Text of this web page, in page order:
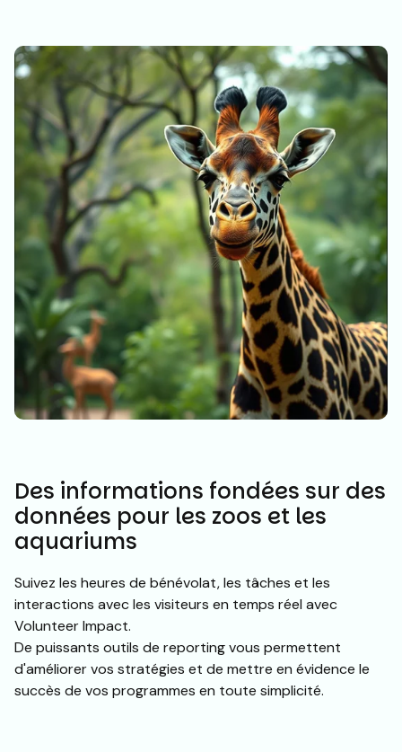
Des informations fondées sur des
données pour les zoos et les
aquariums
Suivez les heures de bénévolat, les tâches et les
interactions avec les visiteurs en temps réel avec
Volunteer Impact.
De puissants outils de reporting vous permettent
d'améliorer vos stratégies et de mettre en évidence le
succès de vos programmes en toute simplicité.